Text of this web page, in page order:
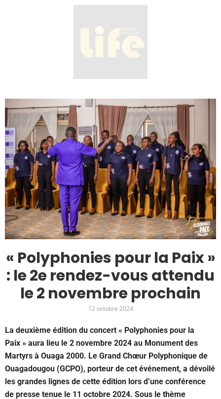
« Polyphonies pour la Paix »
: le 2e rendez-vous attendu
le 2 novembre prochain
12 octobre 2024
La deuxième édition du concert « Polyphonies pour la
Paix » aura lieu le 2 novembre 2024 au Monument des
Martyrs à Ouaga 2000. Le Grand Chœur Polyphonique de
Ouagadougou (GCPO), porteur de cet événement, a dévoilé
les grandes lignes de cette édition lors d’une conférence
de presse tenue le 11 octobre 2024. Sous le thème